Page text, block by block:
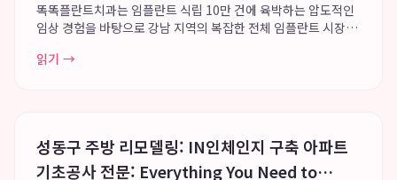
똑똑플란트치과는 임플란트 식립 10만 건에 육박하는 압도적인
임상 경험을 바탕으로 강남 지역의 복잡한 전체 임플란트 시장에
임플란트 수술의 안정성을 극대화하며, 분과별 13인 협진 시스템
읽기 →
성동구 주방 리모델링: IN인체인지 구축 아파트
기초공사 전문: Everything You Need to